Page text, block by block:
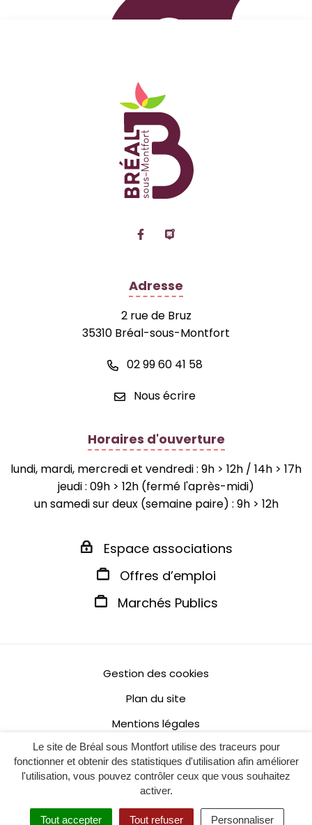
Le site de Bréal sous Montfort utilise des traceurs pour
fonctionner et obtenir des statistiques d'utilisation afin améliorer
l'utilisation, vous pouvez contrôler ceux que vous souhaitez
activer.
Tout accepter Tout refuser Personnaliser
Lien vers le compte Facebook
Lien vers la page
Adresse
2 rue de Bruz
35310 Bréal-sous-Montfort
02 99 60 41 58
Nous écrire
Horaires d'ouverture
lundi, mardi, mercredi et vendredi : 9h > 12h / 14h > 17h
jeudi : 09h > 12h (fermé l'après-midi)
un samedi sur deux (semaine paire) : 9h > 12h
Espace associations
Offres d’emploi
Marchés Publics
Gestion des cookies
Plan du site
Mentions légales
Politique de confidentialité
Accessibilité : non conforme